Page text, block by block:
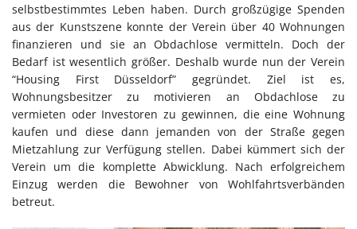
selbstbestimmtes Leben haben. Durch großzügige Spenden
aus der Kunstszene konnte der Verein über 40 Wohnungen
finanzieren und sie an Obdachlose vermitteln. Doch der
Bedarf ist wesentlich größer. Deshalb wurde nun der Verein
“Housing First Düsseldorf” gegründet. Ziel ist es,
Wohnungsbesitzer zu motivieren an Obdachlose zu
vermieten oder Investoren zu gewinnen, die eine Wohnung
kaufen und diese dann jemanden von der Straße gegen
Mietzahlung zur Verfügung stellen. Dabei kümmert sich der
Verein um die komplette Abwicklung. Nach erfolgreichem
Einzug werden die Bewohner von Wohlfahrtsverbänden
betreut.